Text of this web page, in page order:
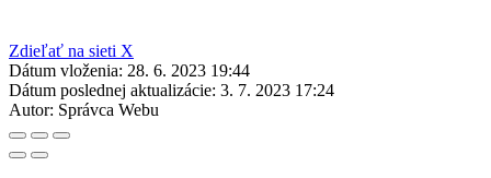
Zdieľať na sieti X
Dátum vloženia: 28. 6. 2023 19:44
Dátum poslednej aktualizácie: 3. 7. 2023 17:24
Autor: Správca Webu